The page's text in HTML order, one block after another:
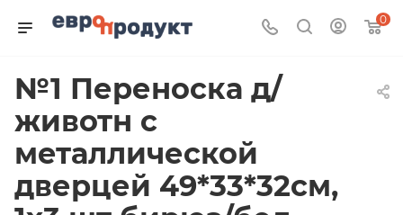
0
№1 Переноска д/
животн с
металлической
дверцей 49*33*32см,